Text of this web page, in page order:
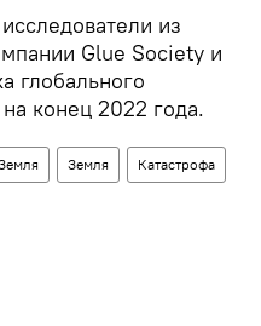
из
Glue Society и
глобального
конец 2022 года.
Земля Катастрофа